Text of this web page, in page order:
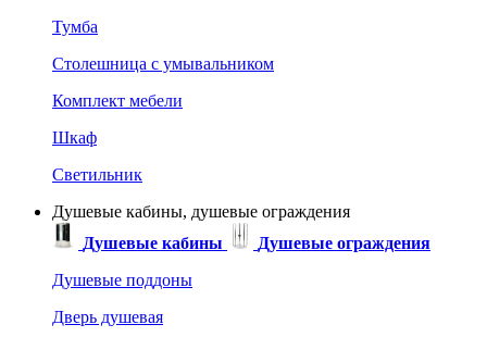
Тумба
Столешница с умывальником
Комплект мебели
Шкаф
Светильник
Душевые кабины, душевые ограждения
Душевые кабины
Душевые ограждения
Душевые поддоны
Дверь душевая